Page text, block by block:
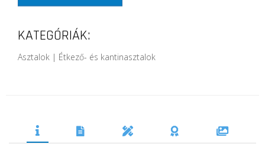
KATEGÓRIÁK:
Asztalok | Étkező- és kantinasztalok